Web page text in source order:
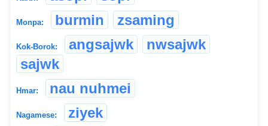
Monpa: burmin zsaming
Kok-Borok: angsajwk
nwsajwk
sajwk
Hmar: nau nuhmei
Nagamese: ziyek